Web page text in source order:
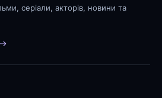
серіали, акторів, новини та